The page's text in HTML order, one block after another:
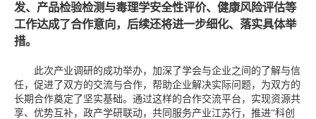
发、产品检验检测与毒理学安全性评价、健康风险评估等
工作达成了合作意向，后续还将进一步细化、落实具体举
措。
此次产业调研的成功举办，加深了学会与企业之间的了解与信
任，促进了双方的交流与合作，帮助企业解决实际问题，为双方的
长期合作奠定了坚实基础。通过这样的合作交流平台，实现资源共
享、优势互补，政产学研联动，共同服务产业江苏行，推进“科创